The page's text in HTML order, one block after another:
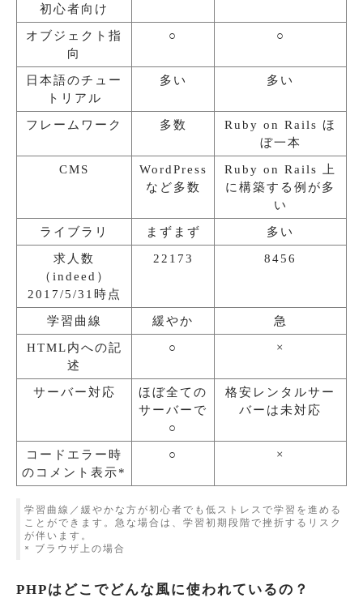
初心者向け
オブジェクト指
向
○ ○
日本語のチュー
トリアル
多い 多い
フレームワーク 多数
Ruby on Rails ほ
ぼ一本
CMS
WordPress
など多数
Ruby on Rails 上
に構築する例が多
い
ライブラリ まずまず 多い
求人数
（indeed）
2017/5/31時点
22173 8456
学習曲線 緩やか 急
HTML内への記
述
○ ×
サーバー対応
ほぼ全ての
サーバーで
○
格安レンタルサー
バーは未対応
コードエラー時
のコメント表示*
○ ×
学習曲線／緩やかな方が初心者でも低ストレスで学習を進める
ことができます。急な場合は、学習初期段階で挫折するリスク
が伴います。
* ブラウザ上の場合
PHPはどこでどんな風に使われているの？